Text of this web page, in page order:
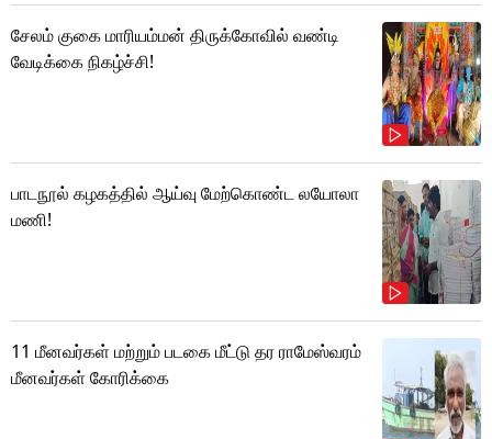
சேலம் குகை மாரியம்மன் திருக்கோவில் வண்டி
வேடிக்கை நிகழ்ச்சி!
பாடநூல் கழகத்தில் ஆய்வு மேற்கொண்ட லயோலா
மணி!
11 மீனவர்கள் மற்றும் படகை மீட்டு தர ராமேஸ்வரம்
மீனவர்கள் கோரிக்கை